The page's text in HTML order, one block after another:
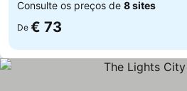
Consulte os preços de 8 sites
De € 73